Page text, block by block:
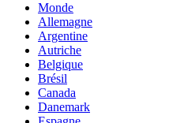
Monde
Allemagne
Argentine
Autriche
Belgique
Brésil
Canada
Danemark